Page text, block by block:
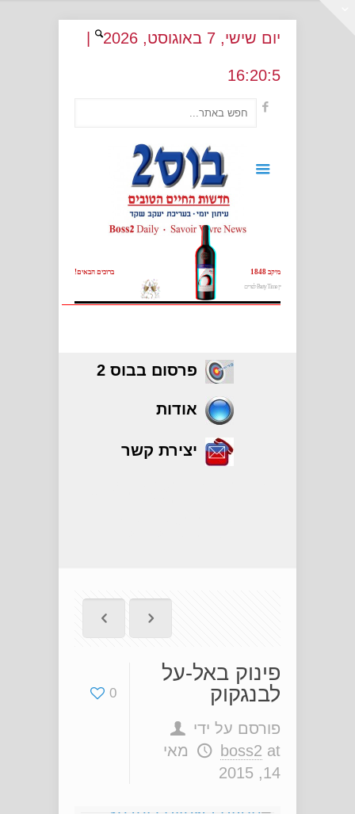
יום שישי, 7 באוגוסט, 2026
16:20:5
ברוכים הבאים! מיקב 1848
יין Party Time לפורים
פרסום בבוס 2
אודות
יצירת קשר
0
פינוק באל-על
לבנגקוק
פורסם על ידי
boss2 at
מאי
14, 2015